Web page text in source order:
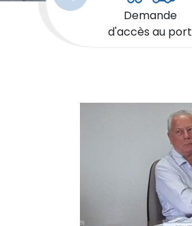
Demande
d'accès au port